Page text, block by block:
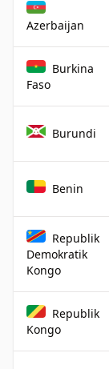
Azerbaijan
Burkina
Faso
Burundi
Benin
Republik
Demokratik
Kongo
Republik
Kongo